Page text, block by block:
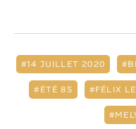
14 JUILLET 2020
ÉTÉ 85 FÉLIX